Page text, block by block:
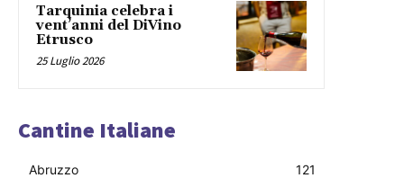
Tarquinia celebra i
vent’anni del DiVino
Etrusco
25 Luglio 2026
Cantine Italiane
Abruzzo
121